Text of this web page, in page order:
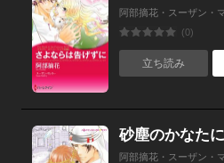
阿部摘花・スーザン・
(0)
立ち読み
阿部摘花・スーザン・